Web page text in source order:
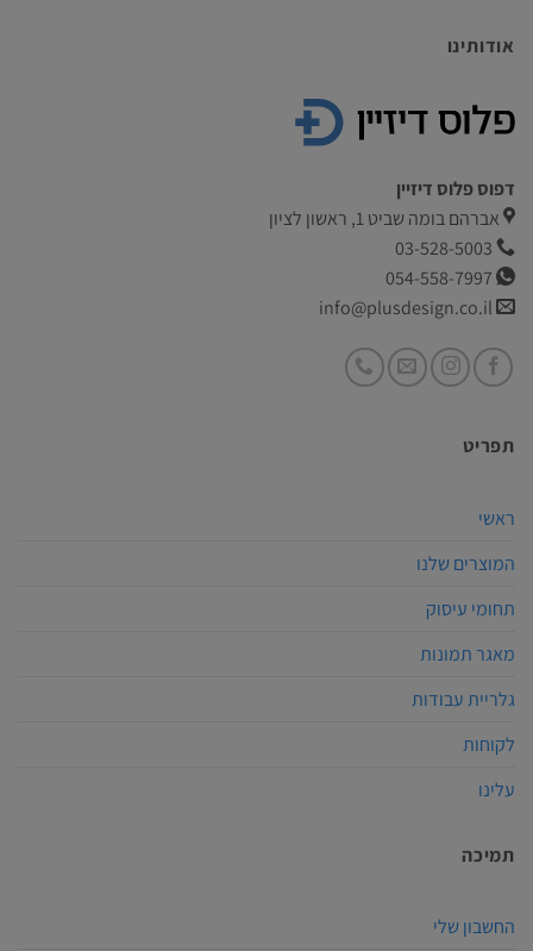
אודותינו
דפוס פלוס דיזיין
אברהם בומה שביט 1, ראשון לציון
תפריט
ראשי
המוצרים שלנו
תחומי עיסוק
מאגר תמונות
גלריית עבודות
לקוחות
עלינו
תמיכה
החשבון שלי